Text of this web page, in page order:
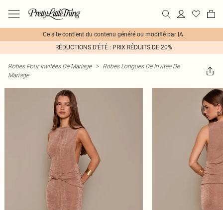
Ce site contient du contenu généré ou modifié par IA.
RÉDUCTIONS D'ÉTÉ : PRIX RÉDUITS DE 20%
Robes Pour Invitées De Mariage > Robes Longues De Invitée De
Mariage